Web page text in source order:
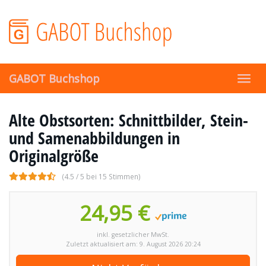
main
content
GABOT Buchshop
Alte Obstsorten: Schnittbilder, Stein-
und Samenabbildungen in
Originalgröße
(4.5 / 5 bei 15 Stimmen)
24,95 €
inkl. gesetzlicher MwSt.
Zuletzt aktualisiert am: 9. August 2026 20:24